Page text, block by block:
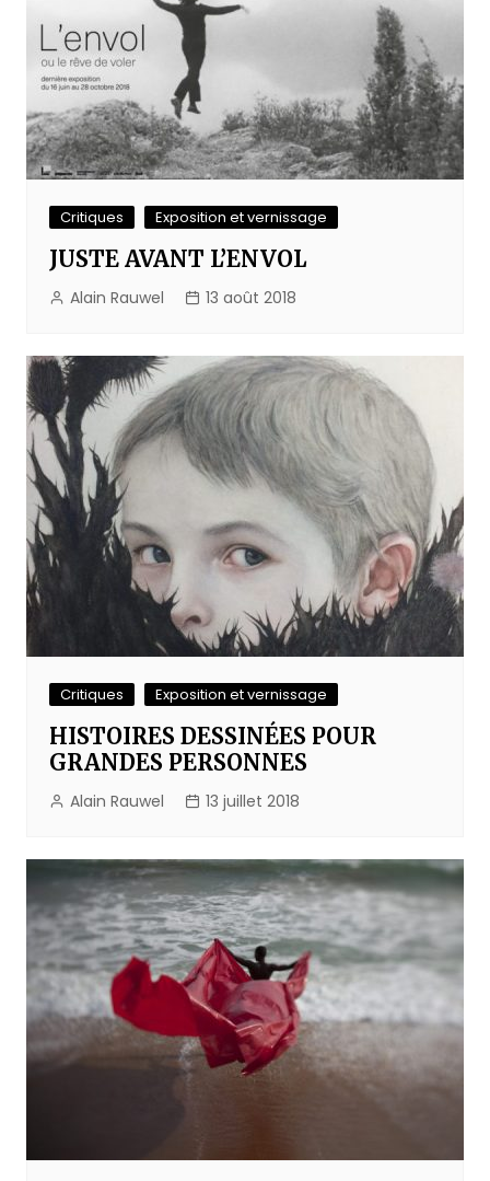
Critiques Exposition et vernissage
JUSTE AVANT L’ENVOL
Alain Rauwel 13 août 2018
Critiques Exposition et vernissage
HISTOIRES DESSINÉES POUR
GRANDES PERSONNES
Alain Rauwel 13 juillet 2018